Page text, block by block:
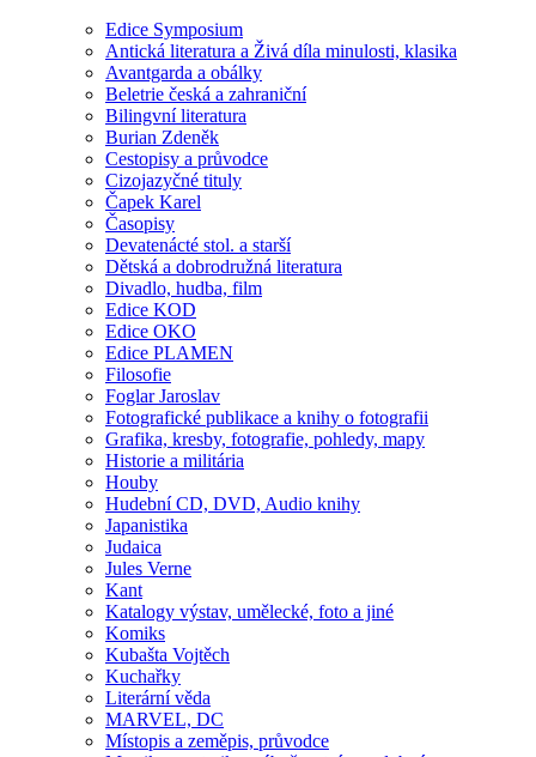
Edice Symposium
Antická literatura a Živá díla minulosti, klasika
Avantgarda a obálky
Beletrie česká a zahraniční
Bilingvní literatura
Burian Zdeněk
Cestopisy a průvodce
Cizojazyčné tituly
Čapek Karel
Časopisy
Devatenácté stol. a starší
Dětská a dobrodružná literatura
Divadlo, hudba, film
Edice KOD
Edice OKO
Edice PLAMEN
Filosofie
Foglar Jaroslav
Fotografické publikace a knihy o fotografii
Grafika, kresby, fotografie, pohledy, mapy
Historie a militária
Houby
Hudební CD, DVD, Audio knihy
Japanistika
Judaica
Jules Verne
Kant
Katalogy výstav, umělecké, foto a jiné
Komiks
Kubašta Vojtěch
Kuchařky
Literární věda
MARVEL, DC
Místopis a zeměpis, průvodce